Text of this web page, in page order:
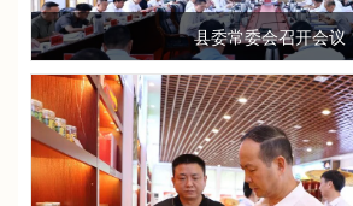
县委常委会召开会议